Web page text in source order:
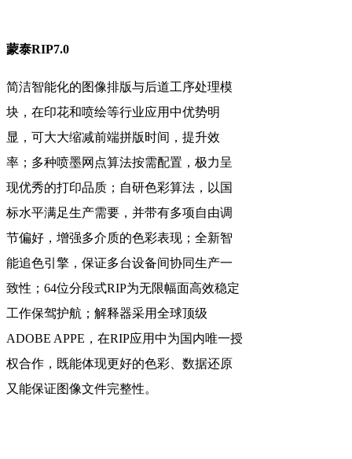
蒙泰RIP7.0
简洁智能化的图像排版与后道工序处理模
块，在印花和喷绘等行业应用中优势明
显，可大大缩减前端拼版时间，提升效
率；多种喷墨网点算法按需配置，极力呈
现优秀的打印品质；自研色彩算法，以国
标水平满足生产需要，并带有多项自由调
节偏好，增强多介质的色彩表现；全新智
能追色引擎，保证多台设备间协同生产一
致性；64位分段式RIP为无限幅面高效稳定
工作保驾护航；解释器采用全球顶级
ADOBE APPE，在RIP应用中为国内唯一授
权合作，既能体现更好的色彩、数据还原
又能保证图像文件完整性。